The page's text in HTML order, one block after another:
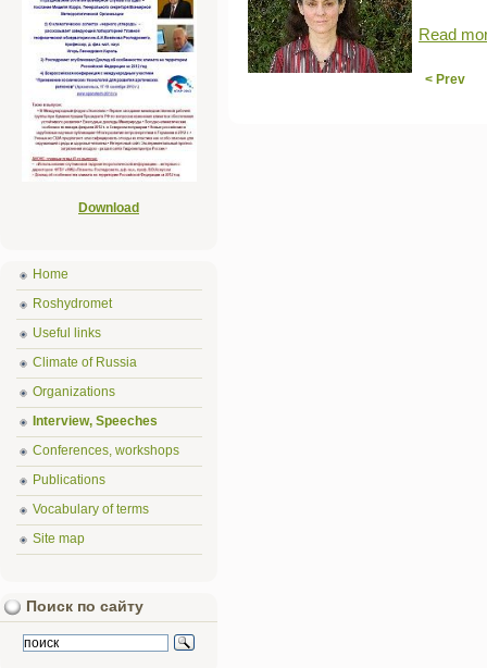
Read
< Prev
Download
Home
Roshydromet
Useful links
Climate of Russia
Organizations
Interview, Speeches
Conferences, workshops
Publications
Vocabulary of terms
Site map
Поиск по сайту